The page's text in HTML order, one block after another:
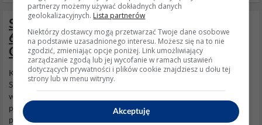
Scania 124 2000r - Błąd 32 ABS Wabco d
6s/6m i dziwne wybieranie biegów
Opticruise
Kod komponentu to T17. Dodatkowa dołączam zrzut z programu
SD2 jest ten
bardziej czytelny.Po zdjęciu osłony będziesz
widział wtyczki z opisami ,,gear box" to wtyka C85 o nią Ci prawdo
podobnie chodzi.Wtyka C99 to ta na skrzyni okrągła gumowa w
plastikowej osłonie.
partnerzy możemy używać dokładnych danych
geolokalizacyjnych. Lista partnerów
Niektórzy dostawcy mogą przetwarzać Twoje dane osobowe
na podstawie uzasadnionego interesu. Możesz się na to nie
zgodzić, zmieniając opcje poniżej. Link umożliwiający
zarządzanie zgodą lub jej wycofanie w ramach ustawień
dotyczących prywatności i plików cookie znajdziesz u dołu tej
strony lub w menu witryny.
Akceptuję